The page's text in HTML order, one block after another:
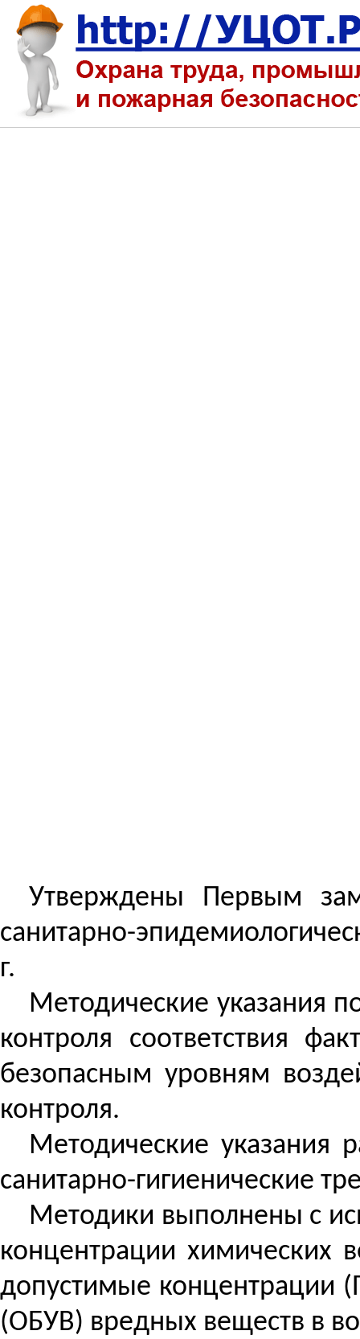
Утверждены Первым
санитарно-
г.
Методические указания
контроля соответствия
безопасным уровням
контроля.
Методические указания
санитарно-гигиенические
Методики выполнены с
концентрации
допустимые концентрации
(ОБУВ) вредных веществ в